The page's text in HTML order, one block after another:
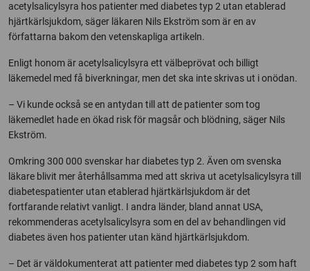
acetylsalicylsyra hos patienter med diabetes typ 2 utan etablerad
hjärtkärlsjukdom, säger läkaren Nils Ekström som är en av
författarna bakom den vetenskapliga artikeln.
Enligt honom är acetylsalicylsyra ett välbeprövat och billigt
läkemedel med få biverkningar, men det ska inte skrivas ut i onödan.
– Vi kunde också se en antydan till att de patienter som tog
läkemedlet hade en ökad risk för magsår och blödning, säger Nils
Ekström.
Omkring 300 000 svenskar har diabetes typ 2. Även om svenska
läkare blivit mer återhållsamma med att skriva ut acetylsalicylsyra till
diabetespatienter utan etablerad hjärtkärlsjukdom är det
fortfarande relativt vanligt. I andra länder, bland annat USA,
rekommenderas acetylsalicylsyra som en del av behandlingen vid
diabetes även hos patienter utan känd hjärtkärlsjukdom.
– Det är väldokumenterat att patienter med diabetes typ 2 som haft